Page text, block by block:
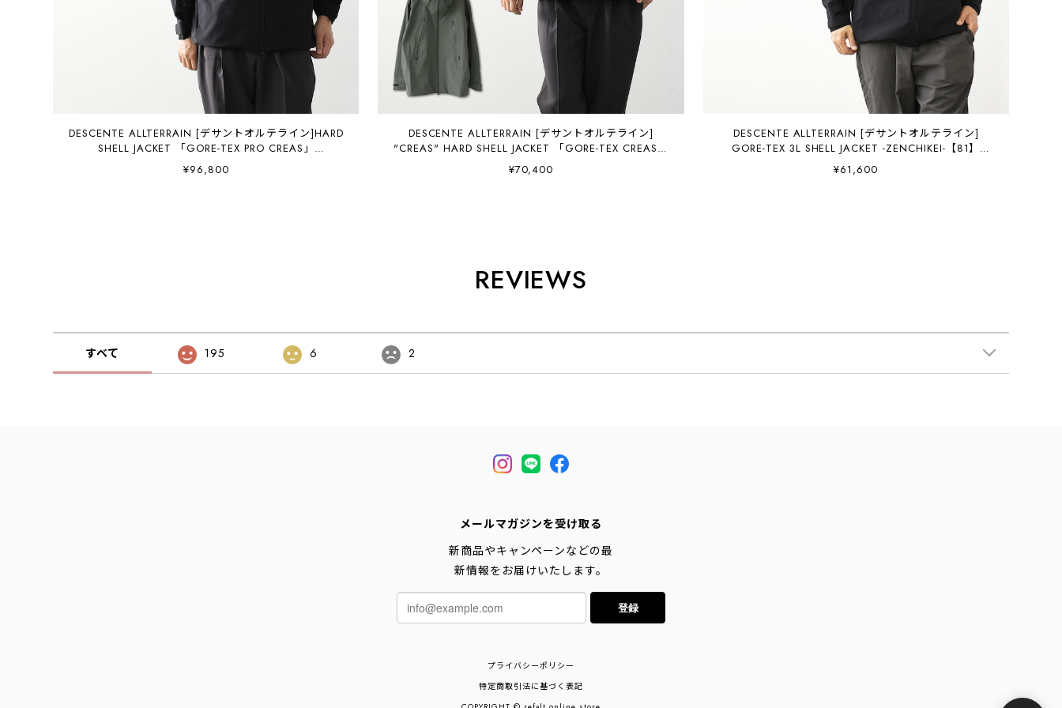
DESCENTE ALLTERRAIN [デサントオルテライン]HARD
SHELL JACKET 「GORE-TEX PRO CREAS」
[DU6SWBA2M] ハードシェルジャケット「ゴアテックス
プロ クレアス」・MEN'S [2026SS]
¥96,800
DESCENTE ALLTERRAIN [デサントオルテライン]
"CREAS" HARD SHELL JACKET 「GORE-TEX CREAS」
[DU6SWBA3M] ハードシェルジャケット「ゴアテックス
プロ クレアス」・MEN'S [2026SS](DESCENTE)HARD
¥70,400
DESCENTE ALLTERRAIN [デサントオルテライン]
GORE-TEX 3L SHELL JACKET -ZENCHIKEI-【81】
[DO6SWB03M] 3レイヤーシェルジャケット・ゴアテッ
クスシェルジャケット・MEN'S [2026SS]
¥61,600
REVIEWS
すべて 195 6 2
メールマガジンを受け取る
新商品やキャンペーンなどの最
新情報をお届けいたします。
登録
プライバシーポリシー
特定商取引法に基づく表記